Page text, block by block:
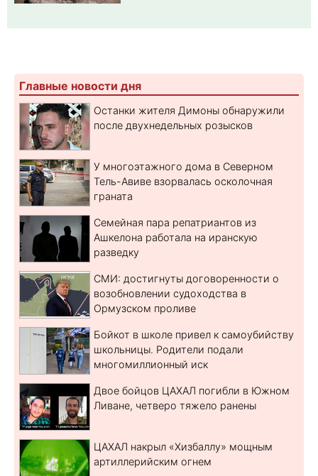
Главные новости дня
Останки жителя Димоны обнаружили
после двухнедельных розысков
У многоэтажного дома в Северном
Тель-Авиве взорвалась осколочная
граната
Семейная пара репатриантов из
Ашкелона работала на иранскую
разведку
СМИ: достигнуты договоренности о
возобновлении судоходства в
Ормузском проливе
Бойкот в школе привел к самоубийству
школьницы. Родители подали
многомиллионный иск
Двое бойцов ЦАХАЛ погибли в Южном
Ливане, четверо тяжело ранены
ЦАХАЛ накрыл «Хизбаллу» мощным
артиллерийским огнем